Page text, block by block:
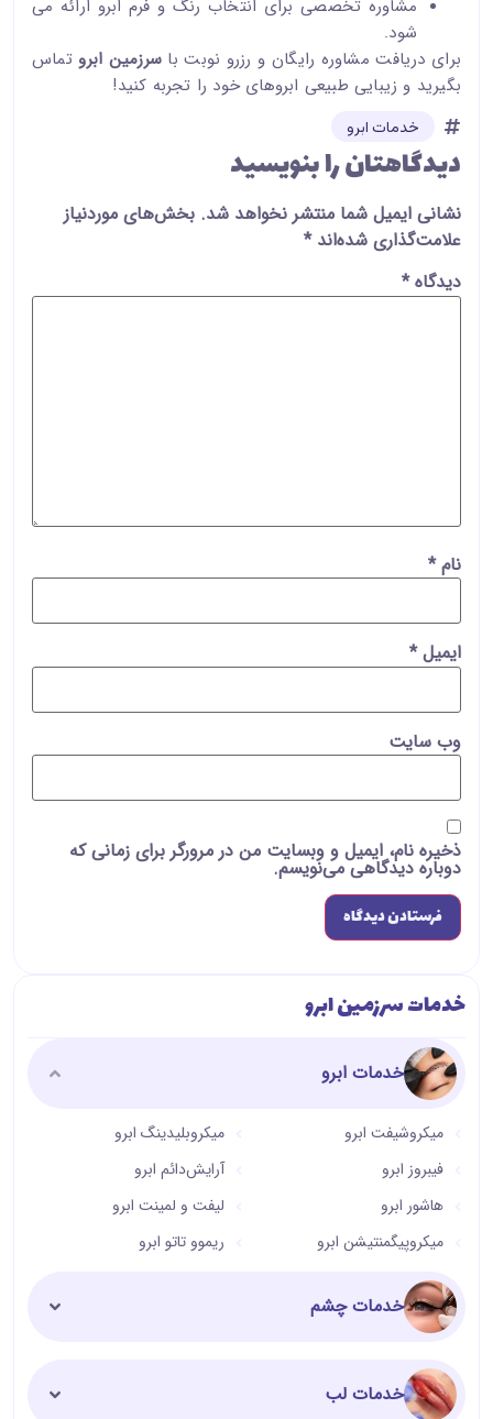
مشاوره تخصصی برای انتخاب رنگ و فرم ابرو ارائه می
شود.
برای دریافت مشاوره رایگان و رزرو نوبت باسرزمین ابروتماس
بگیرید و زیبایی طبیعی ابروهای خود را تجربه کنید!
خدمات ابرو
دیدگاهتان را بنویسید
نشانی ایمیل شما منتشر نخواهد شد. بخش‌های موردنیاز
علامت‌گذاری شده‌اند*
دیدگاه*
نام*
ایمیل*
وب‌ سایت
ذخیره نام، ایمیل و وبسایت من در مرورگر برای زمانی که
دوباره دیدگاهی می‌نویسم.
خدمات سرزمین ابرو
خدمات ابرو
میکروشیفت ابرو
فیبروز ابرو
هاشور ابرو
میکروپیگمنتیشن ابرو
میکروبلیدینگ ابرو
آرایش‌دائم ابرو
لیفت و لمینت ابرو
ریموو تاتو ابرو
خدمات چشم
خدمات لب